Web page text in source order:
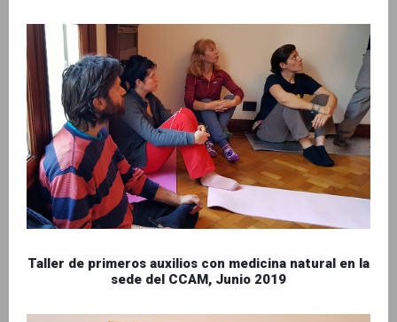
Taller de primeros auxilios con medicina natural en la
sede del CCAM, Junio 2019